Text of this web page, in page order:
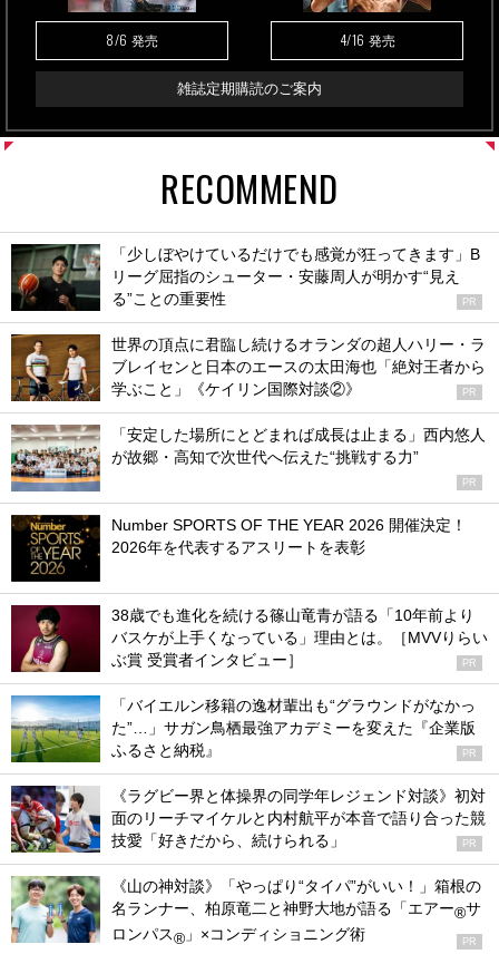
8/6 発売 4/16 発売
雑誌定期購読のご案内
RECOMMEND
「少しぼやけているだけでも感覚が狂ってきます」B
リーグ屈指のシューター・安藤周人が明かす“見え
る”ことの重要性
PR
世界の頂点に君臨し続けるオランダの超人ハリー・ラ
ブレイセンと日本のエースの太田海也「絶対王者から
学ぶこと」《ケイリン国際対談②》
PR
「安定した場所にとどまれば成長は止まる」西内悠人
が故郷・高知で次世代へ伝えた“挑戦する力”
PR
Number SPORTS OF THE YEAR 2026 開催決定！
2026年を代表するアスリートを表彰
38歳でも進化を続ける篠山竜青が語る「10年前より
バスケが上手くなっている」理由とは。［MVVりらい
ぶ賞 受賞者インタビュー］
PR
「バイエルン移籍の逸材輩出も“グラウンドがなかっ
た”…」サガン鳥栖最強アカデミーを変えた『企業版
ふるさと納税』
PR
《ラグビー界と体操界の同学年レジェンド対談》初対
面のリーチマイケルと内村航平が本音で語り合った競
技愛「好きだから、続けられる」
PR
《山の神対談》「やっぱり“タイパ”がいい！」箱根の
名ランナー、柏原竜二と神野大地が語る「エアー®サ
ロンパス® 」×コンディショニング術 PR